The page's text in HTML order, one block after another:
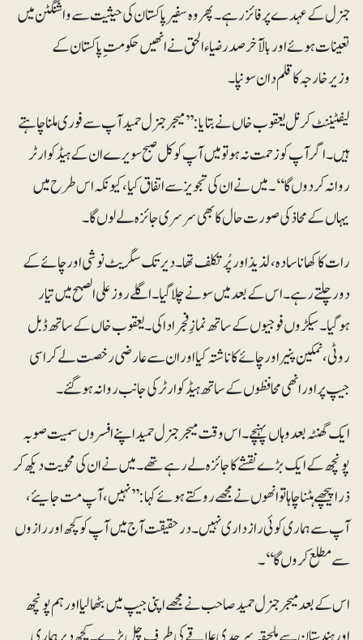
جنرل کے عہدے پر فائز رہے۔ پھر وہ سفیرپاکستان کی حیثیت سے واشنگٹن میں
تعینات ہوئے اور بالآخر صدر ضیاء الحق نے انھیں حکومت ِ پاکستان کے
وزیرخارجہ کا قلم دان سونپا۔
لیفٹیننٹ کرنل یعقوب خاں نے بتایا: ’’میجر جنرل حمید آپ سے فوری ملنا چاہتے
ہیں۔ اگر آپ کو زحمت نہ ہو تو میں آپ کو کل صبح سویرے ان کے ہیڈکوارٹر
روانہ کردوں گا‘‘۔ میں نے ان کی تجویز سے اتفاق کیا، کیونکہ اس طرح میں
یہاں کے محاذ کی صورت حال کا بھی سرسری جائزہ لے لوں گا۔
رات کا کھانا سادہ، لذیذ اور پُرتکلف تھا۔ دیر تک سگریٹ نوشی اور چائے کے
دور چلتے رہے۔ اس کے بعد میں سونے چلاگیا۔ اگلے روز علی الصبح میں تیار
ہوگیا۔ سیکڑوں فوجیوں کے ساتھ نمازِ فجر ادا کی۔ یعقوب خاں کے ساتھ ڈبل
روٹی، نمکین پنیر اور چائے کا ناشتہ کیااور ان سے عارضی رخصت لے کر اسی
جیپ پر اور انھی محافظوں کے ساتھ ہیڈکوارٹر کی جانب روانہ ہوگئے۔
ایک گھنٹہ بعد وہاں پہنچے۔ اس وقت میجر جنرل حمید اپنے افسروں سمیت صوبہ
پونچھ کے ایک بڑے نقشے کا جائزہ لے رہے تھے۔ میں نے ان کی محویت دیکھ کر
ذرا پیچھے ہٹنا چاہا تو انھوں نے مجھے روکتے ہوئے کہا: ’’نہیں، آپ مت جایئے،
آپ سے ہماری کوئی رازداری نہیں۔ درحقیقت آج میں آپ کو کچھ اور رازوں
سے مطلع کروں گا‘‘۔
اس کے بعد میجر جنرل حمید صاحب نے مجھے اپنی جیپ میں بٹھا لیا اور ہم پونچھ